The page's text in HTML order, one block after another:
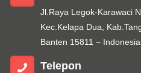
Jl.Raya Legok-Karawaci
Kec.Kelapa Dua,
Banten 15811 – Indonesia
Telepon